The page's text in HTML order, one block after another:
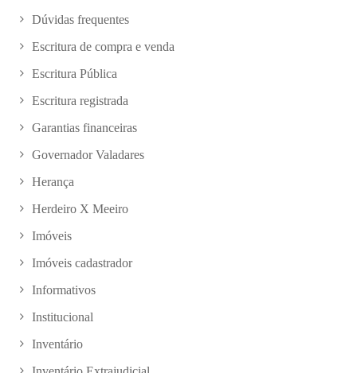
Dúvidas frequentes
Escritura de compra e venda
Escritura Pública
Escritura registrada
Garantias financeiras
Governador Valadares
Herança
Herdeiro X Meeiro
Imóveis
Imóveis cadastrador
Informativos
Institucional
Inventário